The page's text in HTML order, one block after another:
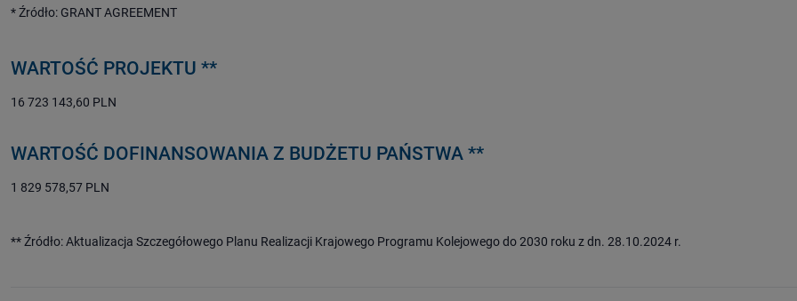
* Źródło: GRANT AGREEMENT
WARTOŚĆ PROJEKTU **
16 723 143,60 PLN
WARTOŚĆ DOFINANSOWANIA Z BUDŻETU PAŃSTWA **
1 829 578,57 PLN
** Źródło: Aktualizacja Szczegółowego Planu Realizacji Krajowego Programu Kolejowego do 2030 roku z dn. 28.10.2024 r.